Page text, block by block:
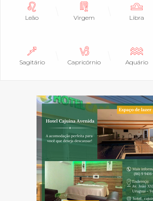
Leão Virgem Libra
Sagitário Capricórnio Aquário